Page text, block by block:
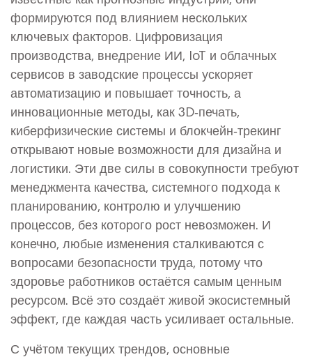
формируются под влиянием нескольких
ключевых факторов. Цифровизация
производства, внедрение ИИ, IoT и облачных
сервисов в заводские процессы ускоряет
автоматизацию и повышает точность, а
инновационные методы, как 3D‑печать,
киберфизические системы и блокчейн‑трекинг
открывают новые возможности для дизайна и
логистики. Эти две силы в совокупности требуют
менеджмента качества, системного подхода к
планированию, контролю и улучшению
процессов, без которого рост невозможен. И
конечно, любые изменения сталкиваются с
вопросами безопасности труда, потому что
здоровье работников остаётся самым ценным
ресурсом. Всё это создаёт живой экосистемный
эффект, где каждая часть усиливает остальные.
С учётом текущих трендов, основные